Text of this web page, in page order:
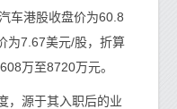
车港股收盘价为60.8
为7.67美元/股，折算
万至8720万元。
源于其入职后的业